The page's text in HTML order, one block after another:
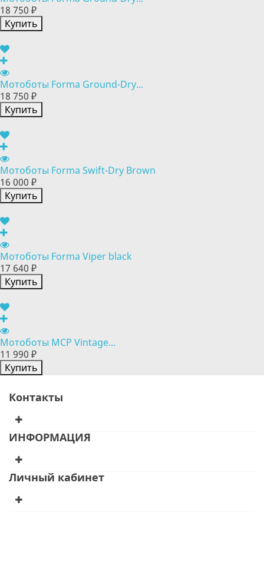
18 750 ₽
Купить
Мотоботы Forma Ground-Dry...
18 750 ₽
Купить
Мотоботы Forma Swift-Dry Brown
16 000 ₽
Купить
Мотоботы Forma Viper black
17 640 ₽
Купить
Мотоботы MCP Vintage...
11 990 ₽
Купить
Контакты
ИНФОРМАЦИЯ
Личный кабинет